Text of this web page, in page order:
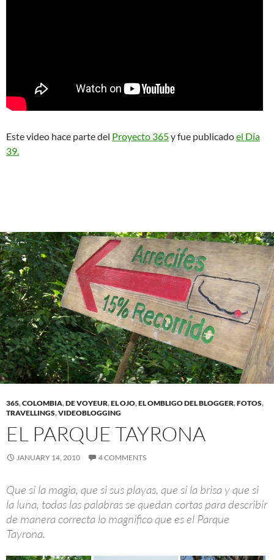
Este video hace parte del Proyecto 365y fue publicadoel Día
39.
365,COLOMBIA,DE VOYEUR,EL OJO,EL OMBLIGO DEL BLOGGER,FOTOS,
TRAVELLINGS,VIDEOBLOGGING
EL PARQUE TAYRONA
JANUARY 14, 2010 4 COMMENTS
Que si la magia, que si sus playas, que si la brisa y que si
la luna, todas las palabras se quedan cortas para describir
de manera correcta lo magnifico que es el Parque
Tayrona.